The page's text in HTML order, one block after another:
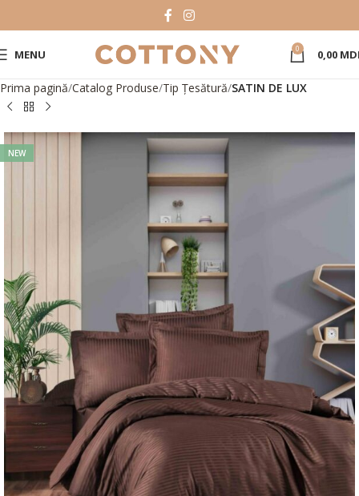
MENU 0 0,00
Prima pagină Catalog Produse Tip Țesătură SATIN DE LUX
NEW